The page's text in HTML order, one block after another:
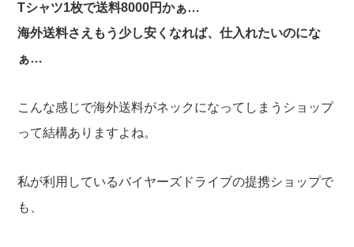
Tシャツ1枚で送料8000円かぁ…
海外送料さえもう少し安くなれば、仕入れたいのにな
ぁ…
こんな感じで海外送料がネックになってしまうショップ
って結構ありますよね。
私が利用しているバイヤーズドライブの提携ショップで
も、